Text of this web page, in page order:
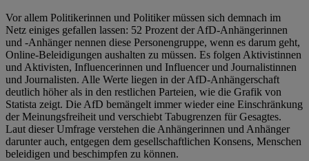
Vor allem Politikerinnen und Politiker müssen sich demnach im
Netz einiges gefallen lassen: 52 Prozent der AfD-Anhängerinnen
und -Anhänger nennen diese Personengruppe, wenn es darum geht,
Online-Beleidigungen aushalten zu müssen. Es folgen Aktivistinnen
und Aktivisten, Influencerinnen und Influencer und Journalistinnen
und Journalisten. Alle Werte liegen in der AfD-Anhängerschaft
deutlich höher als in den restlichen Parteien, wie die Grafik von
Statista zeigt. Die AfD bemängelt immer wieder eine Einschränkung
der Meinungsfreiheit und verschiebt Tabugrenzen für Gesagtes.
Laut dieser Umfrage verstehen die Anhängerinnen und Anhänger
darunter auch, entgegen dem gesellschaftlichen Konsens, Menschen
beleidigen und beschimpfen zu können.